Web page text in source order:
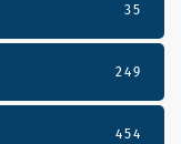
35
249
454